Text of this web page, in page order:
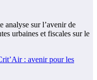
analyse sur l’avenir de
urbaines et fiscales sur le
: avenir pour les